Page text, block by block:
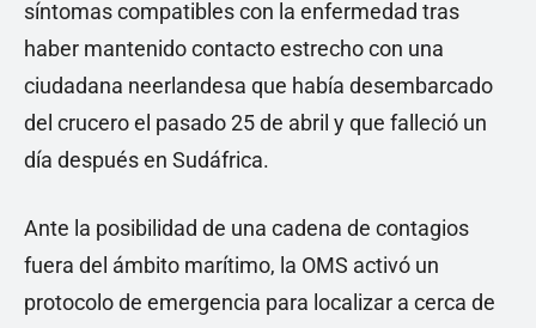
síntomas compatibles con la enfermedad tras
haber mantenido contacto estrecho con una
ciudadana neerlandesa que había desembarcado
del crucero el pasado 25 de abril y que falleció un
día después en Sudáfrica.
Ante la posibilidad de una cadena de contagios
fuera del ámbito marítimo, la OMS activó un
protocolo de emergencia para localizar a cerca de